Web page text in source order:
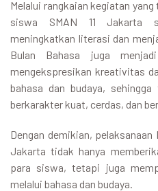
Melalui rangkaian kegiatan
siswa SMAN 11 Jakarta
meningkatkan literasi dan
Bulan Bahasa juga
mengekspresikan kreativitas
bahasa dan budaya,
berkarakter kuat, cerdas, dan
Dengan demikian, pelaksanaan
Jakarta tidak hanya
para siswa, tetapi juga
melalui bahasa dan budaya.